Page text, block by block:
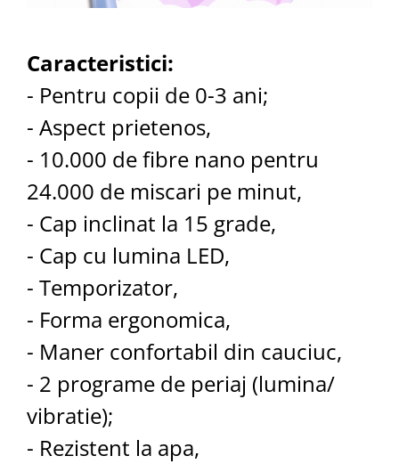
Caracteristici:
- Pentru copii de 0-3 ani;
- Aspect prietenos,
- 10.000 de fibre nano pentru
24.000 de miscari pe minut,
- Cap inclinat la 15 grade,
- Cap cu lumina LED,
- Temporizator,
- Forma ergonomica,
- Maner confortabil din cauciuc,
- 2 programe de periaj (lumina/
vibratie);
- Rezistent la apa,